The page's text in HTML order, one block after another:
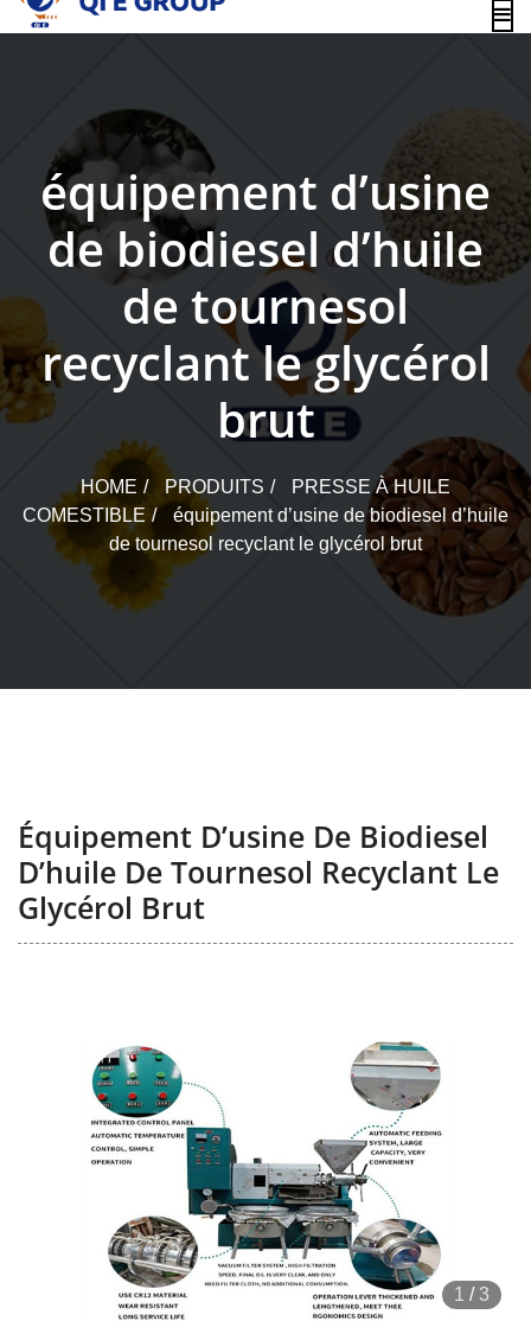
content
équipement d’usine
de biodiesel d’huile
de tournesol
recyclant le glycérol
brut
HOME PRODUITS
PRESSE À HUILE
COMESTIBLE
équipement d’usine de biodiesel d’huile
de tournesol recyclant le glycérol brut
Équipement D’usine De Biodiesel
D’huile De Tournesol Recyclant Le
Glycérol Brut
1 /3